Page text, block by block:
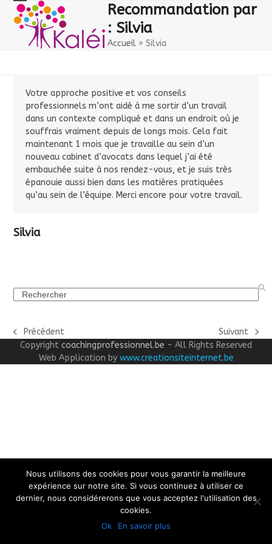
content
Open
mobile
menu
Close
mobile
menu
Recommandation par
: Silvia
Accueil »Silvia
Votre approche positive et vos conseils
professionnels m’ont aidé à me sortir d’un travail
dans un contexte compliqué et dans un endroit où je
souffrais vraiment depuis de longs mois. Cela fait
maintenant 1 mois que je travaille au sein d’un
nouveau cabinet d’avocats dans lequel j’ai été
embauchée suite à nos rendez-vous, et je suis très
épanouie aussi bien dans les matières pratiquées
qu’au sein de l’équipe. Merci encore pour votre travail.
Silvia
Search
previous
post:
Précédent
next
post:
Suivant
Copyright coachingprofessionnel.be - All Rights Reserved
Web Application by www.creationsiteinternet.be
Nous utilisons des cookies pour vous garantir la meilleure
expérience sur notre site. Si vous continuez à utiliser ce
dernier, nous considérerons que vous acceptez l'utilisation des
cookies.
Ok
En savoir plus